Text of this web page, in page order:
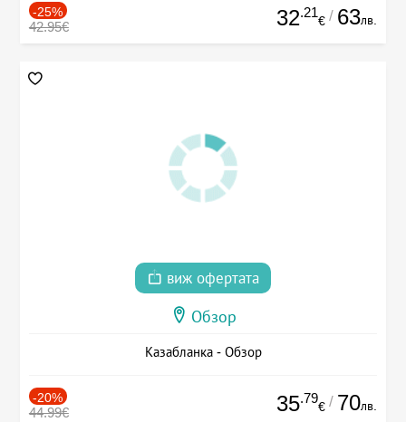
-25%
42.95€ 32.21
€ / 63лв.
виж офертата
Обзор
Казабланка - Обзор
-20%
44.99€ 35.79
€ / 70лв.